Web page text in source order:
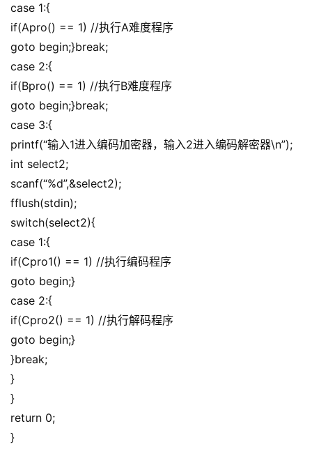
case 1:{
if(Apro() == 1) //执行A难度程序
goto begin;}break;
case 2:{
if(Bpro() == 1) //执行B难度程序
goto begin;}break;
case 3:{
printf(“输入1进入编码加密器，输入2进入编码解密器\n”);
int select2;
scanf(“%d”,&select2);
fflush(stdin);
switch(select2){
case 1:{
if(Cpro1() == 1) //执行编码程序
goto begin;}
case 2:{
if(Cpro2() == 1) //执行解码程序
goto begin;}
}break;
}
}
return 0;
}